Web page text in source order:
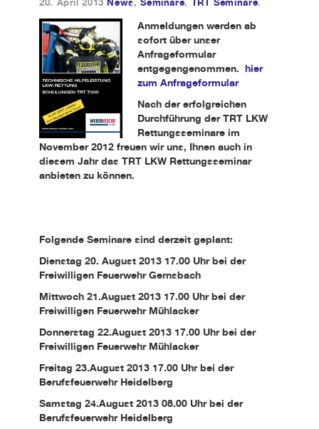
20. April 2013 News,Seminare, TRT Seminare.
Anmeldungen werden ab
sofort über unser
Anfrageformular
entgegengenommen. hier
zum Anfrageformular
Nach der erfolgreichen
Durchführung der TRT LKW
Rettungsseminare im
November 2012 freuen wir uns, Ihnen auch in
diesem Jahr das TRT LKW Rettungsseminar
anbieten zu können.
Folgende Seminare sind derzeit geplant:
Dienstag 20. August 2013 17.00 Uhr bei der
Freiwilligen Feuerwehr Gernsbach
Mittwoch 21.August 2013 17.00 Uhr bei der
Freiwilligen Feuerwehr Mühlacker
Donnerstag 22.August 2013 17.00 Uhr bei der
Freiwilligen Feuerwehr Mühlacker
Freitag 23.August 2013 17.00 Uhr bei der
Berufsfeuerwehr Heidelberg
Samstag 24.August 2013 08.00 Uhr bei der
Berufsfeuerwehr Heidelberg